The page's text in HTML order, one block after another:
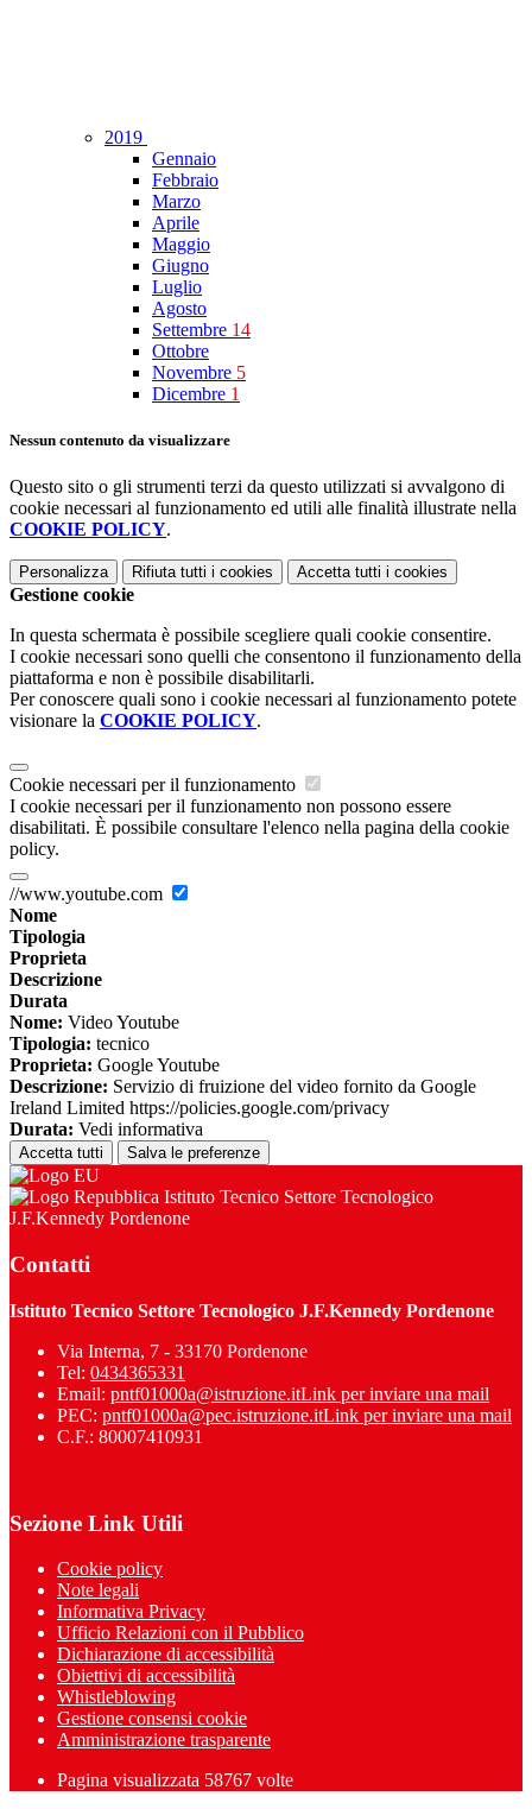
2019
Gennaio
Febbraio
Marzo
Aprile
Maggio
Giugno
Luglio
Agosto
Settembre 14
Ottobre
Novembre 5
Dicembre 1
Nessun contenuto da visualizzare
Questo sito o gli strumenti terzi da questo utilizzati si avvalgono di
cookie necessari al funzionamento ed utili alle finalità illustrate nella
COOKIE POLICY.
Personalizza Rifiuta tutti i cookies Accetta tutti i cookies
Gestione cookie
In questa schermata è possibile scegliere quali cookie consentire.
I cookie necessari sono quelli che consentono il funzionamento della
piattaforma e non è possibile disabilitarli.
Per conoscere quali sono i cookie necessari al funzionamento potete
visionare la COOKIE POLICY.
Cookie necessari per il funzionamento
I cookie necessari per il funzionamento non possono essere
disabilitati. È possibile consultare l'elenco nella pagina della cookie
policy.
//www.youtube.com
Nome
Tipologia
Proprieta
Descrizione
Durata
Nome: Video Youtube
Tipologia: tecnico
Proprieta: Google Youtube
Descrizione: Servizio di fruizione del video fornito da Google
Ireland Limited https://policies.google.com/privacy
Durata: Vedi informativa
Accetta tutti Salva le preferenze
Istituto Tecnico Settore Tecnologico
J.F.Kennedy Pordenone
Contatti
Istituto Tecnico Settore Tecnologico J.F.Kennedy Pordenone
Via Interna, 7 - 33170 Pordenone
Tel: 0434365331
Email: pntf01000a@istruzione.itLink per inviare una mail
PEC: pntf01000a@pec.istruzione.itLink per inviare una mail
C.F.: 80007410931
Sezione Link Utili
Cookie policy
Note legali
Informativa Privacy
Ufficio Relazioni con il Pubblico
Dichiarazione di accessibilità
Obiettivi di accessibilità
Whistleblowing
Gestione consensi cookie
Amministrazione trasparente
Pagina visualizzata 58767 volte